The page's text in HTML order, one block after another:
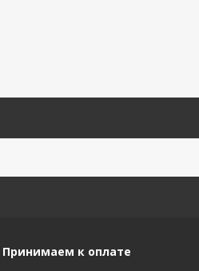
Принимаем к оплате